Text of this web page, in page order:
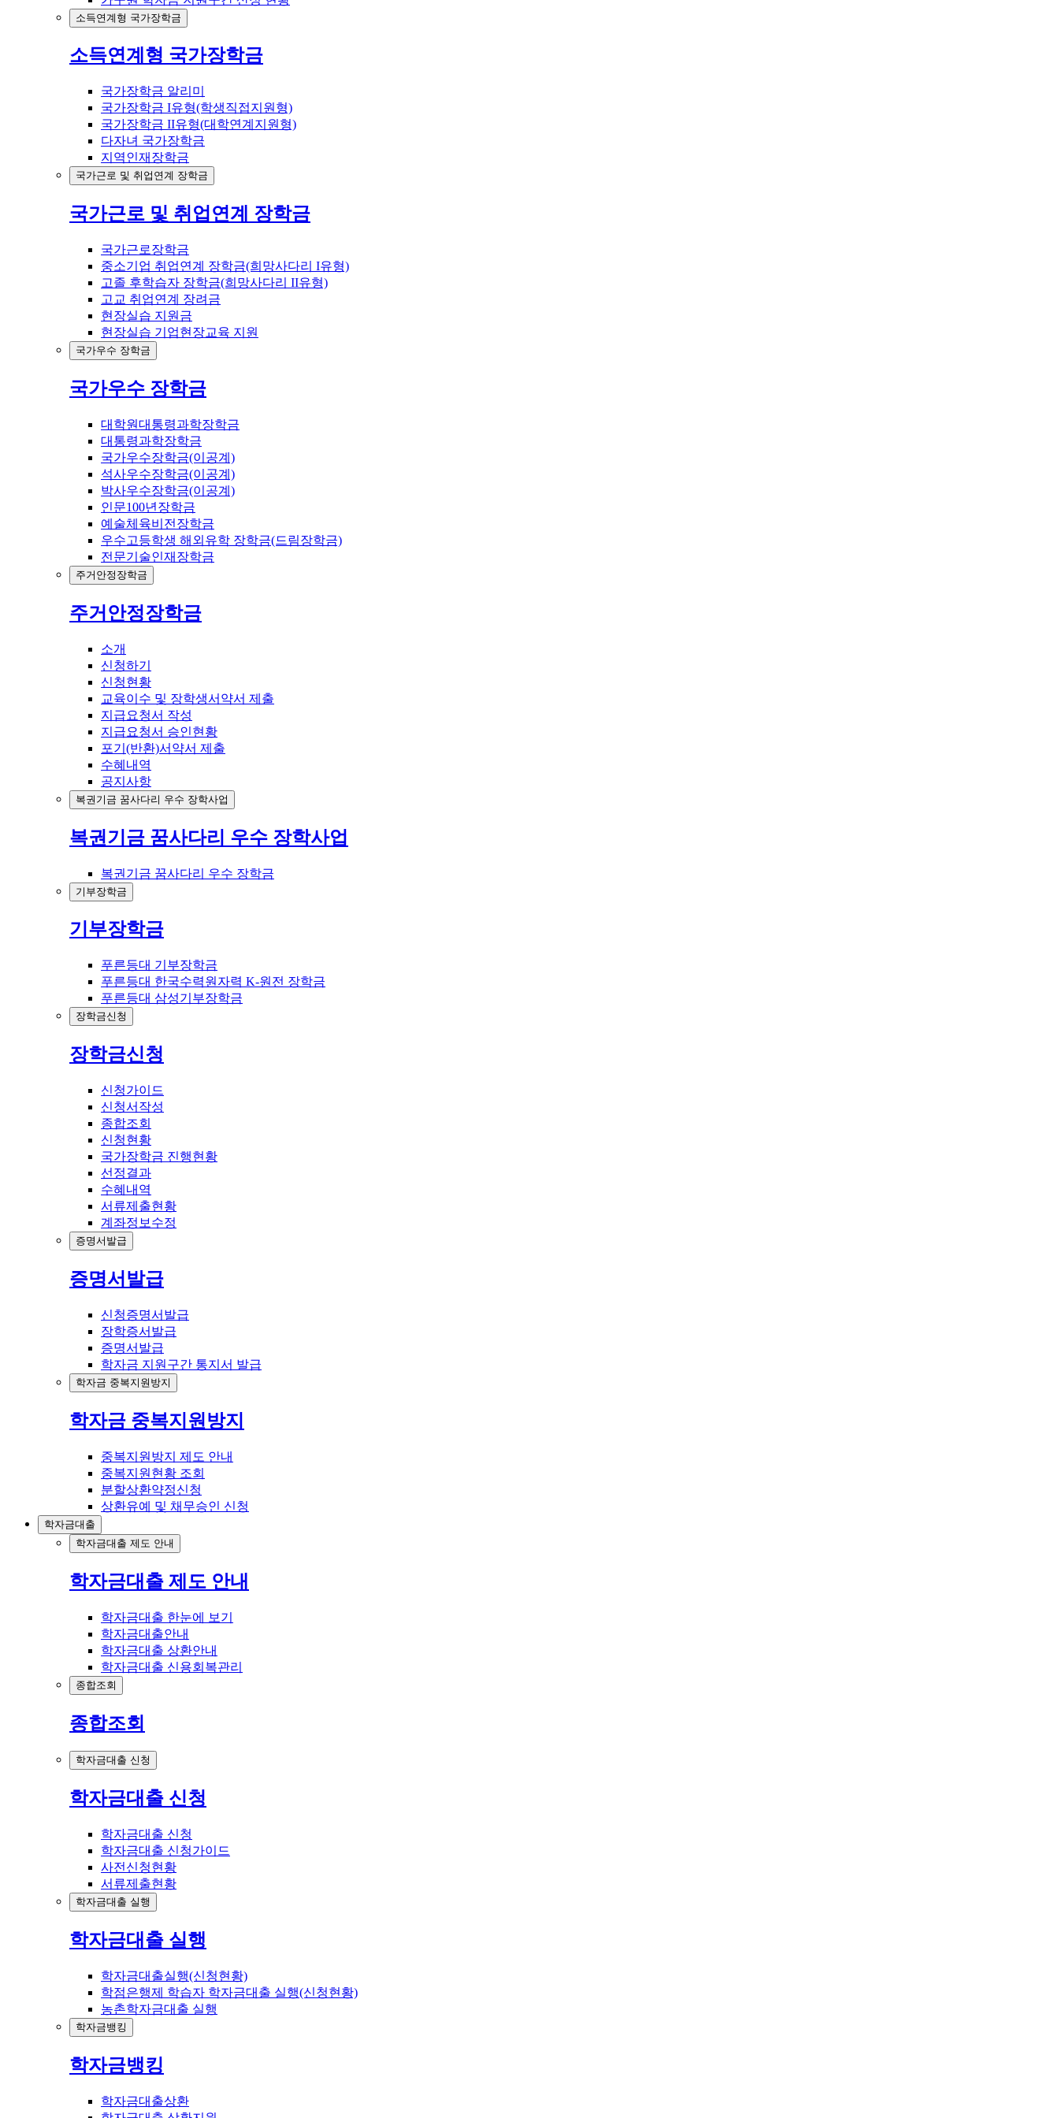
소득연계형 국가장학금
소득연계형 국가장학금
국가장학금 알리미
국가장학금 I유형(학생직접지원형)
국가장학금 II유형(대학연계지원형)
다자녀 국가장학금
지역인재장학금
국가근로 및 취업연계 장학금
국가근로 및 취업연계 장학금
국가근로장학금
중소기업 취업연계 장학금(희망사다리 I유형)
고졸 후학습자 장학금(희망사다리 II유형)
고교 취업연계 장려금
현장실습 지원금
현장실습 기업현장교육 지원
국가우수 장학금
국가우수 장학금
대학원대통령과학장학금
대통령과학장학금
국가우수장학금(이공계)
석사우수장학금(이공계)
박사우수장학금(이공계)
인문100년장학금
예술체육비전장학금
우수고등학생 해외유학 장학금(드림장학금)
전문기술인재장학금
주거안정장학금
주거안정장학금
소개
신청하기
신청현황
교육이수 및 장학생서약서 제출
지급요청서 작성
지급요청서 승인현황
포기(반환)서약서 제출
수혜내역
공지사항
복권기금 꿈사다리 우수 장학사업
복권기금 꿈사다리 우수 장학사업
복권기금 꿈사다리 우수 장학금
기부장학금
기부장학금
푸른등대 기부장학금
푸른등대 한국수력원자력 K-원전 장학금
푸른등대 삼성기부장학금
장학금신청
장학금신청
신청가이드
신청서작성
종합조회
신청현황
국가장학금 진행현황
선정결과
수혜내역
서류제출현황
계좌정보수정
증명서발급
증명서발급
신청증명서발급
장학증서발급
증명서발급
학자금 지원구간 통지서 발급
학자금 중복지원방지
학자금 중복지원방지
중복지원방지 제도 안내
중복지원현황 조회
분할상환약정신청
상환유예 및 채무승인 신청
학자금대출
학자금대출 제도 안내
학자금대출 제도 안내
학자금대출 한눈에 보기
학자금대출안내
학자금대출 상환안내
학자금대출 신용회복관리
종합조회
종합조회
학자금대출 신청
학자금대출 신청
학자금대출 신청
학자금대출 신청가이드
사전신청현황
서류제출현황
학자금대출 실행
학자금대출 실행
학자금대출실행(신청현황)
학점은행제 학습자 학자금대출 실행(신청현황)
농촌학자금대출 실행
학자금뱅킹
학자금뱅킹
학자금대출상환